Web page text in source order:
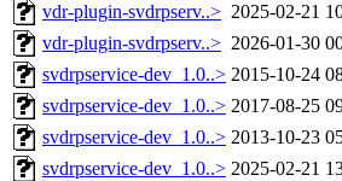
vdr-plugin-svdrpserv..> 2025-02-21
vdr-plugin-svdrpserv..> 2026-01-30
svdrpservice-dev_1.0..> 2015-10-24
svdrpservice-dev_1.0..> 2017-08-25
svdrpservice-dev_1.0..> 2013-10-23
svdrpservice-dev_1.0..> 2025-02-21